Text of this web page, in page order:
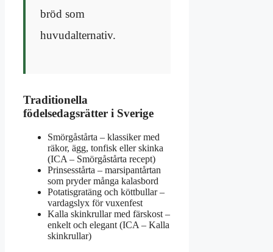
bröd som
huvudalternativ.
Traditionella
födelsedagsrätter i Sverige
Smörgåstårta – klassiker med
räkor, ägg, tonfisk eller skinka
(ICA – Smörgåstårta recept)
Prinsesstårta – marsipantårtan
som pryder många kalasbord
Potatisgratäng och köttbullar –
vardagslyx för vuxenfest
Kalla skinkrullar med färskost –
enkelt och elegant (ICA – Kalla
skinkrullar)